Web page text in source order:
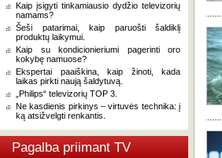
Kaip įsigyti tinkamiausio dydžio televizorių
namams?
Šeši patarimai, kaip paruošti šaldiklį
produktų laikymui.
Kaip su kondicionieriumi pagerinti oro
kokybę namuose?
Ekspertai paaiškina, kaip žinoti, kada
laikas pirkti naują šaldytuvą.
„Philips“ televizorių TOP 3.
Ne kasdienis pirkinys – virtuvės technika: į
ką atsižvelgti renkantis.
Pagalba priimant TV